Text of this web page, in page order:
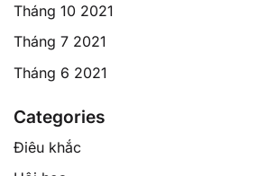
Tháng 10 2021
Tháng 7 2021
Tháng 6 2021
Categories
Điêu khắc